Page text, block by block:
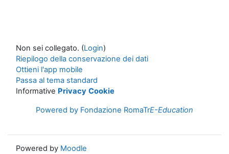
Non sei collegato. (Login)
Riepilogo della conservazione dei dati
Ottieni l'app mobile
Passa al tema standard
Informative Privacy Cookie
Powered by Fondazione RomaTrE-Education
Powered by Moodle